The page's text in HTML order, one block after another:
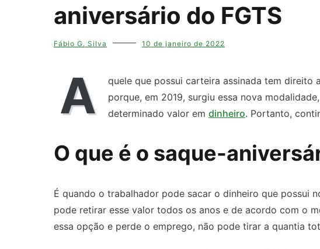
aniversário do FGTS
Fábio G. Silva 10 de janeiro de 2022
A quele que possui carteira assinada tem direito
porque, em 2019, surgiu essa nova
determinado valor em dinheiro. Portanto,
O que é o saque-
É quando o trabalhador pode sacar o dinheiro que possui
pode retirar esse valor todos os anos e de acordo com o
essa opção e perde o emprego, não pode tirar a quantia